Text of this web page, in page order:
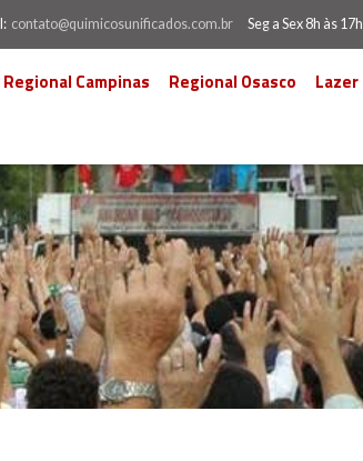
contato@quimicosunificados.com.br Seg a Sex 8h às 17h
Regional Campinas Regional Osasco Lazer